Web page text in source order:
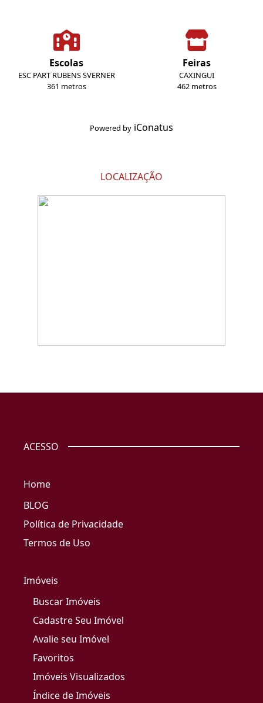
Escolas
ESC PART RUBENS SVERNER
361 metros
Feiras
CAXINGUI
462 metros
Powered by iConatus
LOCALIZAÇÃO
ACESSO
Home
BLOG
Política de Privacidade
Termos de Uso
Imóveis
Buscar Imóveis
Cadastre Seu Imóvel
Avalie seu Imóvel
Favoritos
Imóveis Visualizados
Índice de Imóveis